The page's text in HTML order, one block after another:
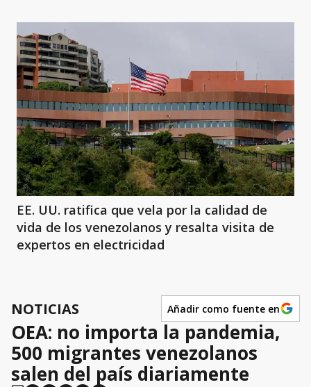
EE. UU. ratifica que vela por la calidad de
vida de los venezolanos y resalta visita de
expertos en electricidad
NOTICIAS Añadir como fuente en
OEA: no importa la pandemia,
500 migrantes venezolanos
salen del país diariamente